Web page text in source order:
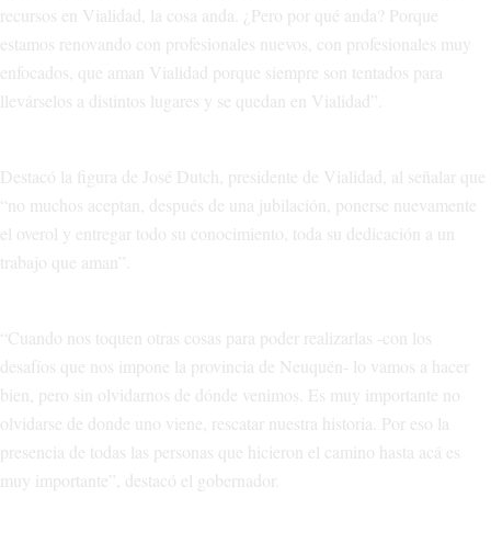
recursos en Vialidad, la cosa anda. ¿Pero por qué anda? Porque
estamos renovando con profesionales nuevos, con profesionales muy
enfocados, que aman Vialidad porque siempre son tentados para
llevárselos a distintos lugares y se quedan en Vialidad”.
Destacó la figura de José Dutch, presidente de Vialidad, al señalar que
“no muchos aceptan, después de una jubilación, ponerse nuevamente
el overol y entregar todo su conocimiento, toda su dedicación a un
trabajo que aman”.
“Cuando nos toquen otras cosas para poder realizarlas -con los
desafíos que nos impone la provincia de Neuquén- lo vamos a hacer
bien, pero sin olvidarnos de dónde venimos. Es muy importante no
olvidarse de donde uno viene, rescatar nuestra historia. Por eso la
presencia de todas las personas que hicieron el camino hasta acá es
muy importante”, destacó el gobernador.